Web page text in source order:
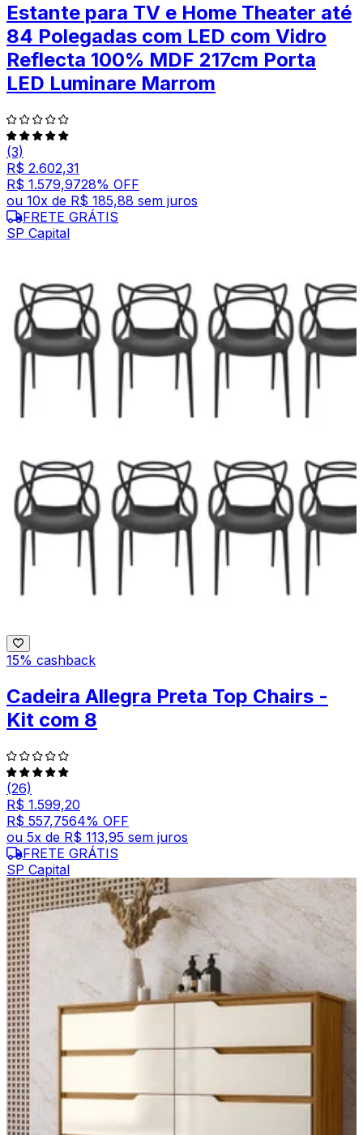
Estante para TV e Home Theater até
84 Polegadas com LED com Vidro
Reflecta 100% MDF 217cm Porta
LED Luminare Marrom
(3)
R$ 2.602,31
R$ 1.579,9728% OFF
ou 10x de R$ 185,88 sem juros
FRETE GRÁTIS
SP Capital
15% cashback
Cadeira Allegra Preta Top Chairs -
Kit com 8
(26)
R$ 1.599,20
R$ 557,7564% OFF
ou 5x de R$ 113,95 sem juros
FRETE GRÁTIS
SP Capital